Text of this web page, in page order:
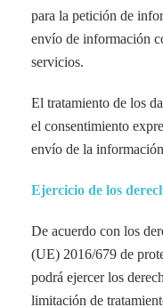
para la petición de
envío de información
servicios.
El tratamiento de los
el consentimiento
envío de la
Ejercicio de los
De acuerdo con los
(UE) 2016/679 de
podrá ejercer los
limitación de